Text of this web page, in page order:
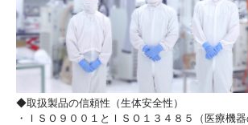
◆取扱製品の信頼性（生体安全性）
・ＩＳＯ９００１とＩＳＯ１３４８５（医療機